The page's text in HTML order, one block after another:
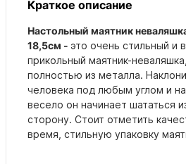
Краткое описание
Настольный маятник
18,5см - это очень стильный и
прикольный маятник-
полностью из металла.
человека под любым углом и
весело он начинает шататься
сторону. Стоит отметить
время, стильную упаковку